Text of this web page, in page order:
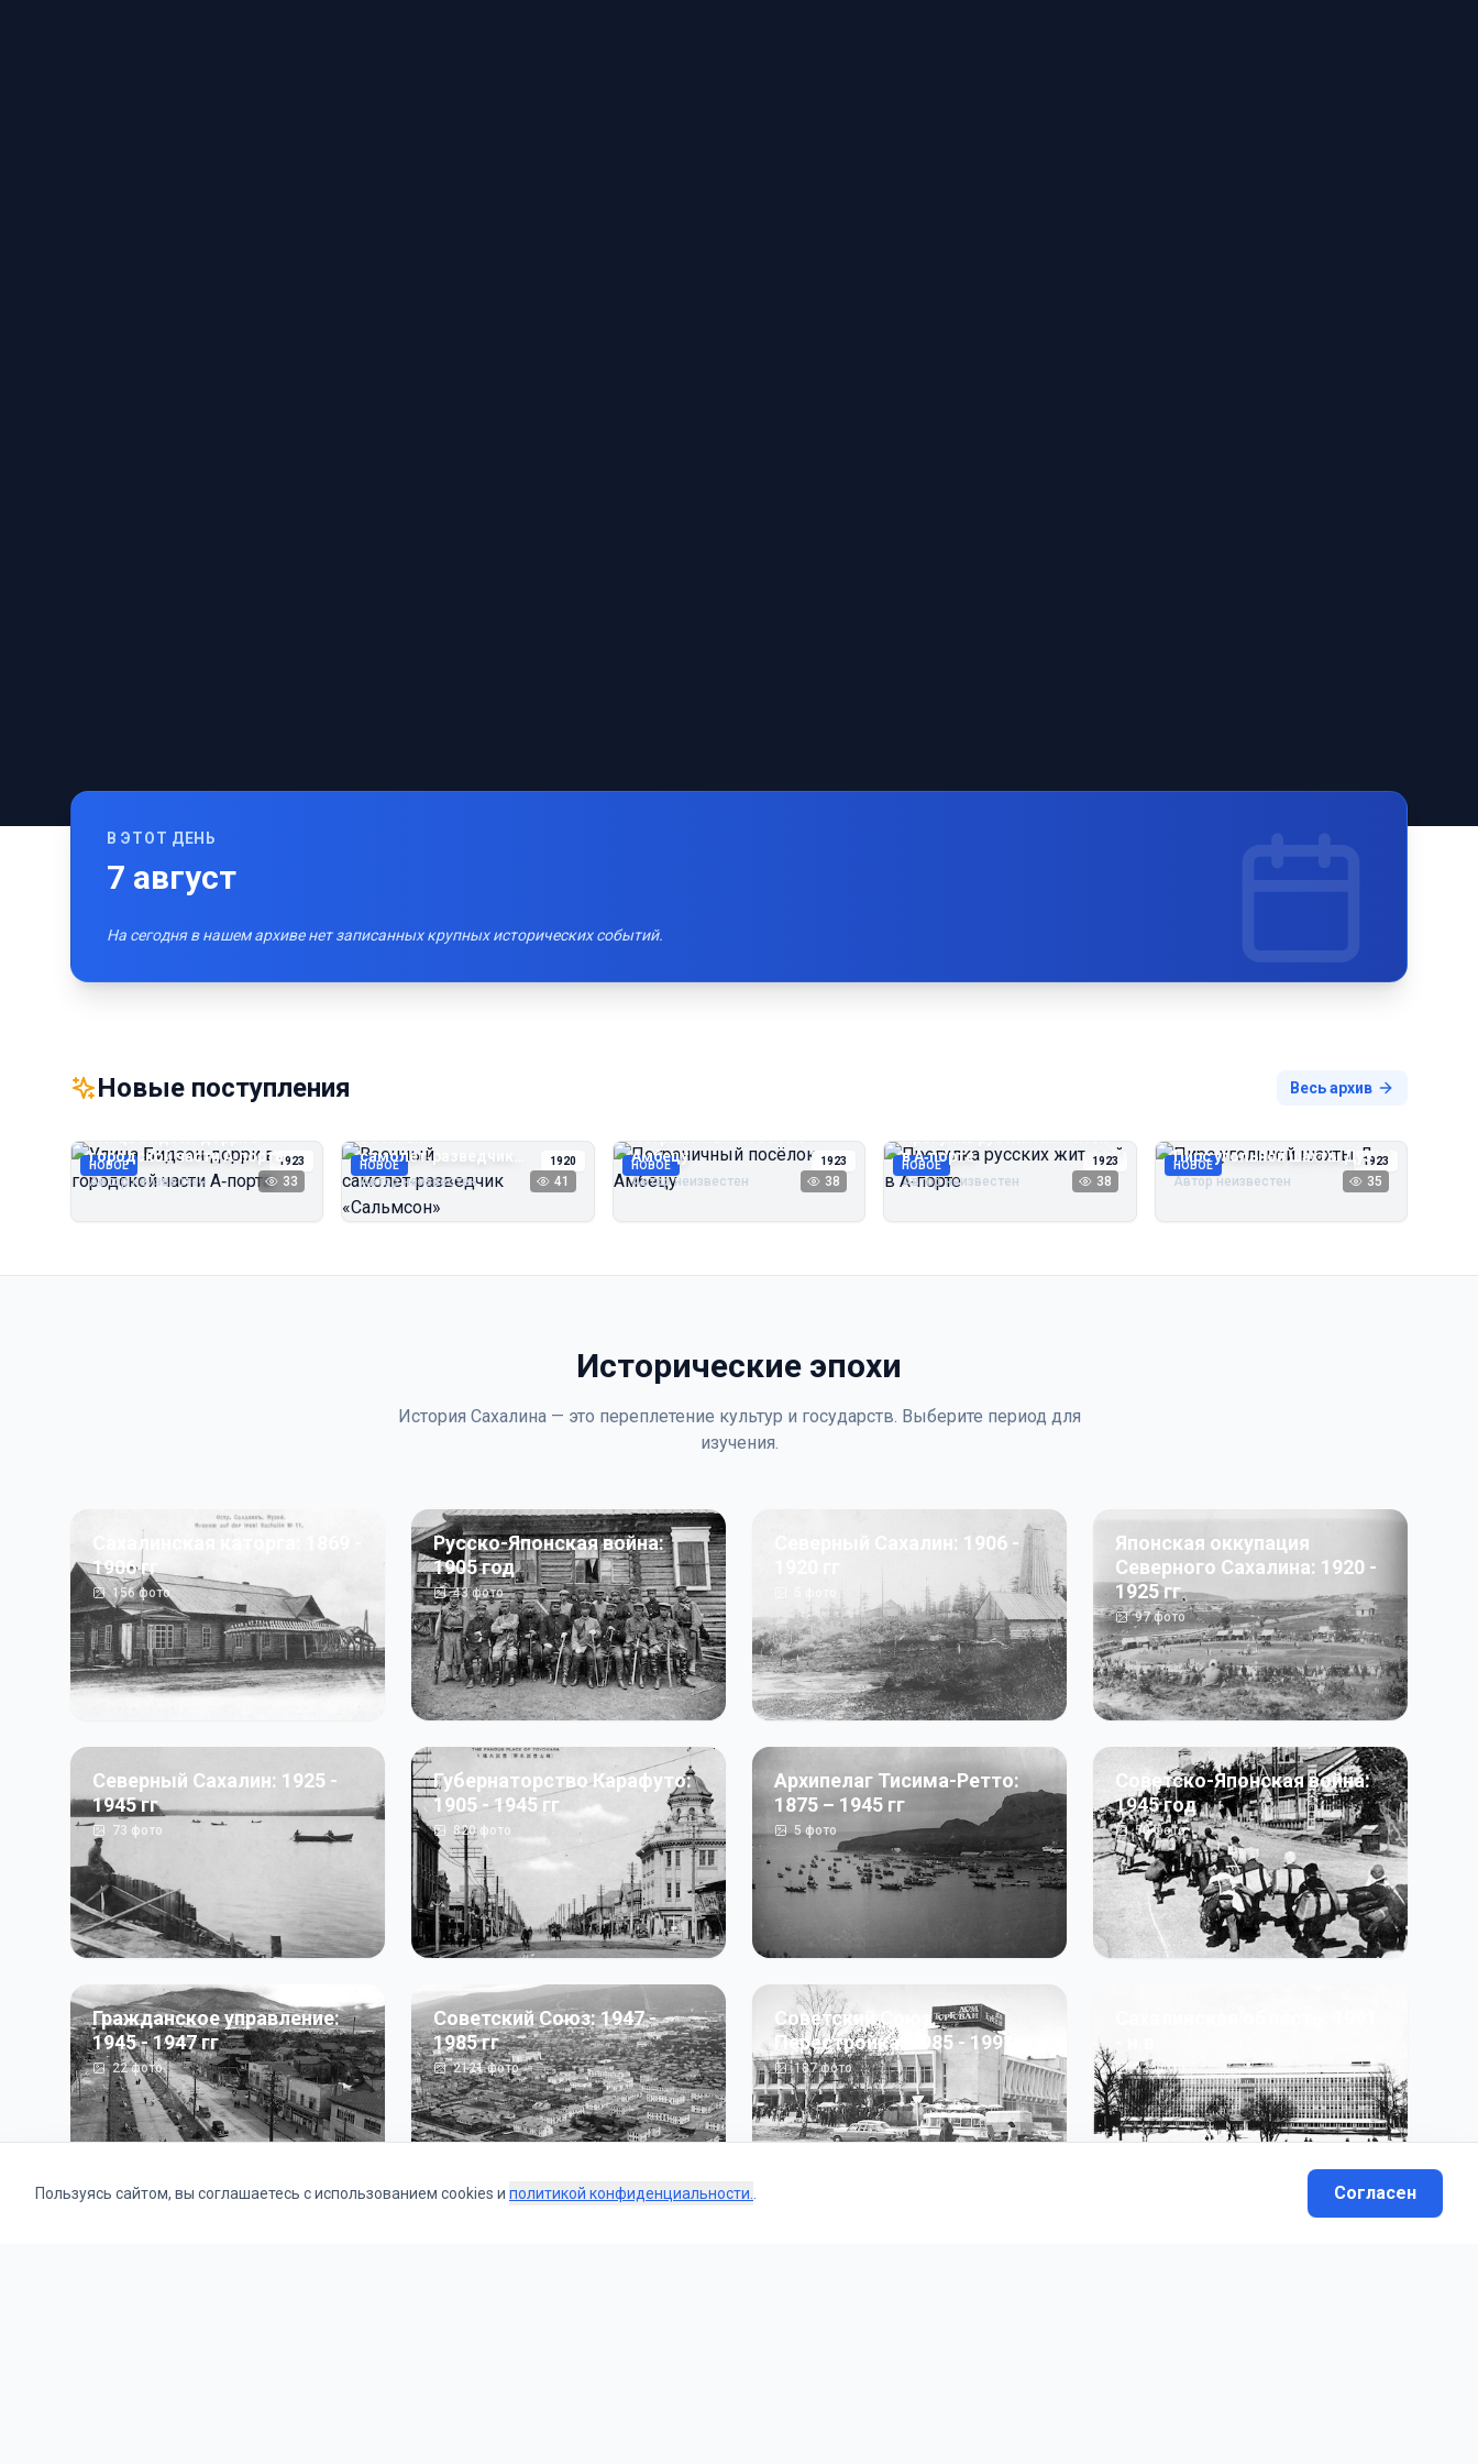
В ЭТОТ ДЕНЬ
7 август
На сегодня в нашем архиве нет записанных крупных исторических событий.
Новые поступления Весь архив
НОВОЕ 1923
Улица Бидзэн‑дорри в
городской части А‑порта
Автор неизвестен 33
НОВОЕ 1920
Военный
самолёт‑разведчик
«Сальмсон»
Автор неизвестен 41
НОВОЕ 1923
Пограничный посёлок
Амбецу
Автор неизвестен 38
НОВОЕ 1923
Прогулка русских жителей
в А‑порте
Автор неизвестен 38
НОВОЕ 1923
Пирс угольной шахты Дуэ
Автор неизвестен 35
Исторические эпохи
История Сахалина — это переплетение культур и государств. Выберите период для
изучения.
Сахалинская каторга: 1869 -
1906 гг
156фото
Русско-Японская война:
1905 год
43фото
Северный Сахалин: 1906 -
Японская оккупация
Северного Сахалина: 1920 -
1925 гг
97фото
Северный Сахалин: 1925 -
1945 гг
73 фото
Губернаторство Карафуто:
1905 - 1945 гг
820фото
Архипелаг Тисима-Ретто:
1875 – 1945 гг
5фото
Советско-Японская война:
1945 год
50фото
Гражданское управление:
1945 - 1947 гг
22фото
Советский Союз: 1947 -
1985 гг
2121фото
Советский Союз.
Перестройка: 1985 - 1991 гг
187фото 13фото
Пользуясь сайтом, вы соглашаетесь с использованием cookies и политикой конфиденциальности. Согласен